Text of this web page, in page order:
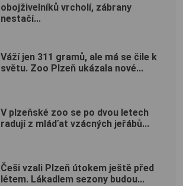
obojživelníků vrcholí, zábrany
nestačí...
Váží jen 311 gramů, ale má se čile k
světu. Zoo Plzeň ukázala nové...
V plzeňské zoo se po dvou letech
radují z mláďat vzácných jeřábů...
Češi vzali Plzeň útokem ještě před
létem. Lákadlem sezony budou...